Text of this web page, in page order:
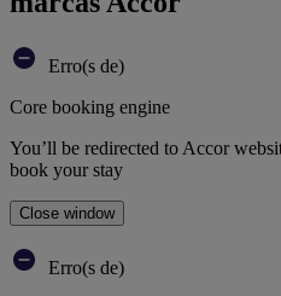
Erro(s de)
Core booking engine
You’ll be redirected to Accor
book your stay
Close window
Erro(s de)